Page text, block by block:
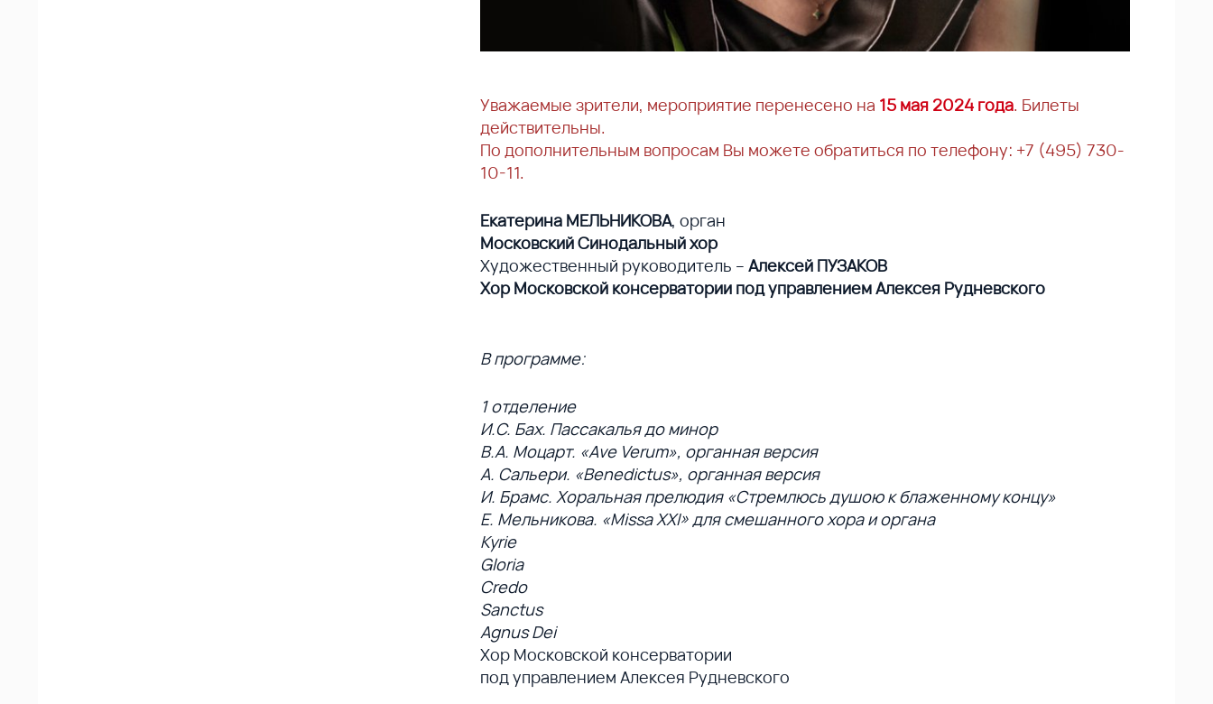
Уважаемые зрители, мероприятие перенесено на 15 мая 2024 года. Билеты
действительны.
По дополнительным вопросам Вы можете обратиться по телефону: +7 (495) 730-
10-11.
Екатерина МЕЛЬНИКОВА, орган
Московский Синодальный хор
Художественный руководитель – Алексей ПУЗАКОВ
Хор Московской консерватории под управлением Алексея Рудневского
В программе:
1 отделение
И.С. Бах. Пассакалья до минор
В.А. Моцарт. «Ave Verum», органная версия
А. Сальери. «Benedictus», органная версия
И. Брамс. Хоральная прелюдия «Стремлюсь душою к блаженному концу»
Е. Мельникова. «Missa XXI» для смешанного хора и органа
Kyrie
Gloria
Credo
Sanctus
Agnus Dei
Хор Московской консерватории
под управлением Алексея Рудневского